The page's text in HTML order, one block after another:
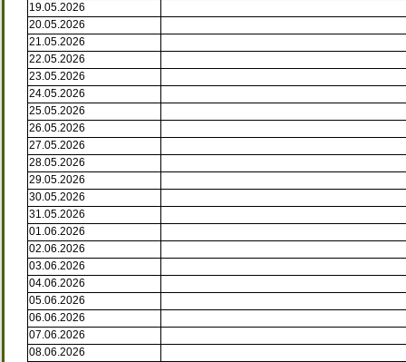
19.05.2026
20.05.2026
21.05.2026
22.05.2026
23.05.2026
24.05.2026
25.05.2026
26.05.2026
27.05.2026
28.05.2026
29.05.2026
30.05.2026
31.05.2026
01.06.2026
02.06.2026
03.06.2026
04.06.2026
05.06.2026
06.06.2026
07.06.2026
08.06.2026